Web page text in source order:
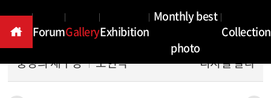
ForumGalleryExhibition
Monthly best
photo
Collection
풍경의 재구성 노현석 디지털 칼라